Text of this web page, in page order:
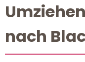
nach